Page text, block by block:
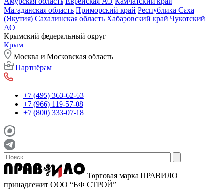
Магаданская область Приморский край Республика Саха
(Якутия) Сахалинская область Хабаровский край Чукотский
АО
Крымский федеральный округ
Крым
Москва и Московская область
Партнёрам
+7 (495) 363-62-63
+7 (966) 119-57-08
+7 (800) 333-07-18
Торговая марка ПРАВИЛО
принадлежит ООО “ВФ СТРОЙ”